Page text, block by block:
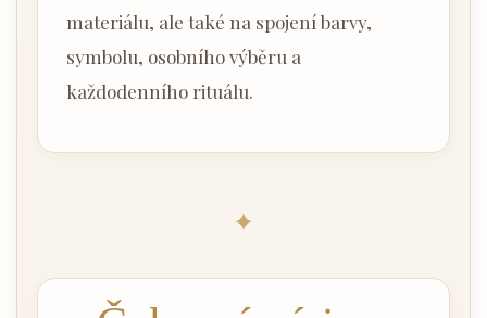
materiálu, ale také na spojení barvy,
symbolu, osobního výběru a
každodenního rituálu.
✦